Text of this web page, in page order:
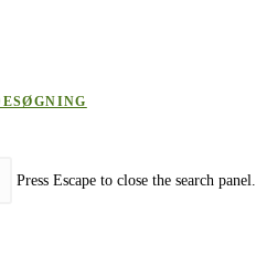
Press Escape to close the search panel.